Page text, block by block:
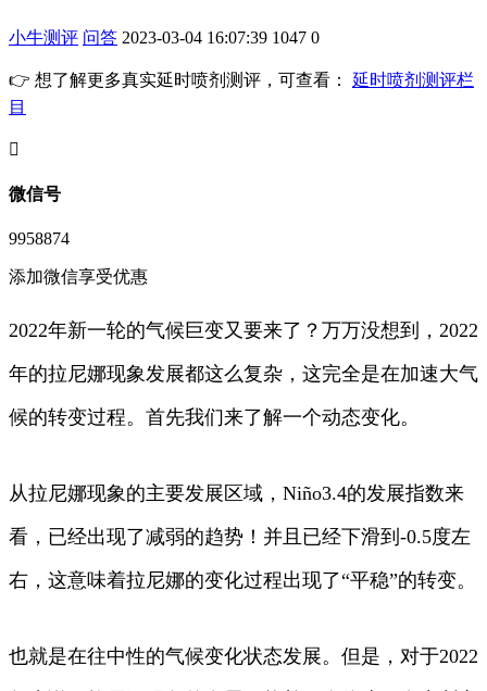
小牛测评 问答 2023-03-04 16:07:39 1047 0
👉 想了解更多真实延时喷剂测评，可查看： 延时喷剂测评栏
目
󦘖
微信号
9958874
添加微信享受优惠
2022年新一轮的气候巨变又要来了？万万没想到，2022
年的拉尼娜现象发展都这么复杂，这完全是在加速大气
候的转变过程。首先我们来了解一个动态变化。
从拉尼娜现象的主要发展区域，Niño3.4的发展指数来
看，已经出现了减弱的趋势！并且已经下滑到-0.5度左
右，这意味着拉尼娜的变化过程出现了“平稳”的转变。
也就是在往中性的气候变化状态发展。但是，对于2022